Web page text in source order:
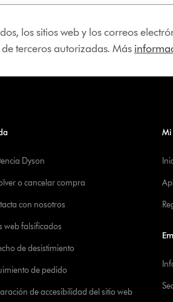
los sitios web y los correos
terceros autorizadas. Más
Dyson
o cancelar compra
con nosotros
web falsificados
de desistimiento
de pedido
de accesibilidad del sitio web
Mi